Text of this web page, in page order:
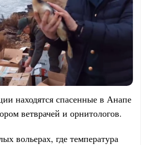
находятся спасенные в Анапе
ветврачей и орнитологов.
вольерах, где температура